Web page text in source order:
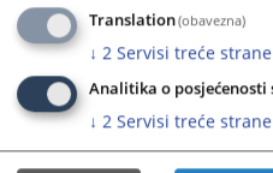
daljnjega ulaganja. Istaknuto
rješenje koje će unaprijediti
omogućiti bolji pristup
Na temelju iznesene
vrsti radova i iznosu ulaganja u
Translation(obavezna)
↓ 2 Servisi treće strane
Analitika o posjećenosti
↓ 2 Servisi treće strane